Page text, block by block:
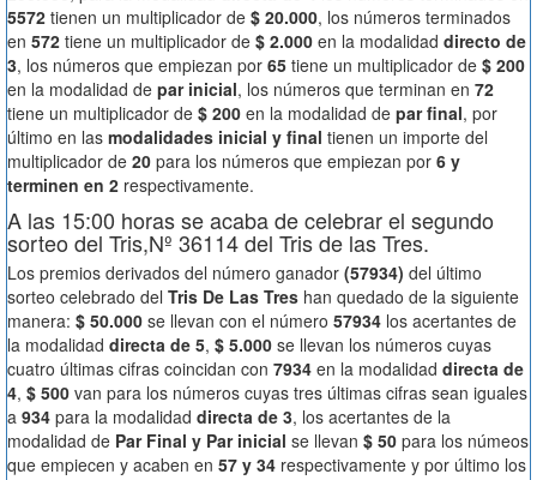
5572 tienen un multiplicador de $ 20.000, los números terminados
en 572 tiene un multiplicador de $ 2.000 en la modalidad directo de
3, los números que empiezan por 65 tiene un multiplicador de $ 200
en la modalidad de par inicial, los números que terminan en 72
tiene un multiplicador de $ 200 en la modalidad de par final, por
último en las modalidades inicial y final tienen un importe del
multiplicador de 20 para los números que empiezan por 6 y
terminen en 2 respectivamente.
A las 15:00 horas se acaba de celebrar el segundo
sorteo del Tris,Nº 36114 del Tris de las Tres.
Los premios derivados del número ganador (57934) del último
sorteo celebrado del Tris De Las Tres han quedado de la siguiente
manera: $ 50.000 se llevan con el número 57934 los acertantes de
la modalidad directa de 5, $ 5.000 se llevan los números cuyas
cuatro últimas cifras coincidan con 7934 en la modalidad directa de
4, $ 500 van para los números cuyas tres últimas cifras sean iguales
a 934 para la modalidad directa de 3, los acertantes de la
modalidad de Par Final y Par inicial se llevan $ 50 para los númeos
que empiecen y acaben en 57 y 34 respectivamente y por último los